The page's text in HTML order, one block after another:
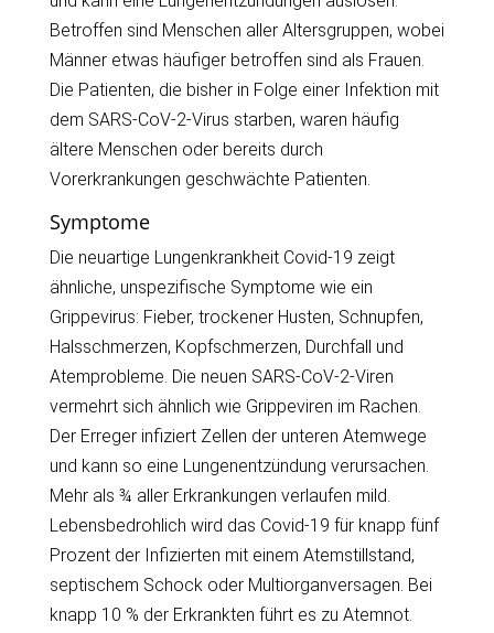
Betroffen sind Menschen aller Altersgruppen, wobei
Männer etwas häufiger betroffen sind als Frauen.
Die Patienten, die bisher in Folge einer Infektion mit
dem SARS-CoV-2-Virus starben, waren häufig
ältere Menschen oder bereits durch
Vorerkrankungen geschwächte Patienten.
Symptome
Die neuartige Lungenkrankheit Covid-19 zeigt
ähnliche, unspezifische Symptome wie ein
Grippevirus: Fieber, trockener Husten, Schnupfen,
Halsschmerzen, Kopfschmerzen, Durchfall und
Atemprobleme. Die neuen SARS-CoV-2-Viren
vermehrt sich ähnlich wie Grippeviren im Rachen.
Der Erreger infiziert Zellen der unteren Atemwege
und kann so eine Lungenentzündung verursachen.
Mehr als ¾ aller Erkrankungen verlaufen mild.
Lebensbedrohlich wird das Covid-19 für knapp fünf
Prozent der Infizierten mit einem Atemstillstand,
septischem Schock oder Multiorganversagen. Bei
knapp 10 % der Erkrankten führt es zu Atemnot.